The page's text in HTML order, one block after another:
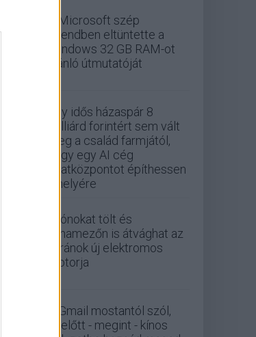
A Microsoft szép
csendben eltüntette a
Windows 32 GB RAM-ot
ajánló útmutatóját
Egy idős házaspár 8
milliárd forintért sem vált
meg a család farmjától,
hogy egy AI cég
adatközpontot építhessen
a helyére
Drónokat tölt és
aknamezőn is átvághat az
ukránok új elektromos
motorja
A Gmail mostantól szól,
mielőtt - megint - kínos